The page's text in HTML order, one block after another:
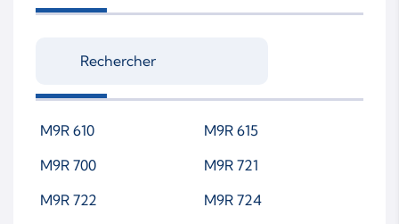
M9R 610
M9R 615
M9R 700
M9R 721
M9R 722
M9R 724